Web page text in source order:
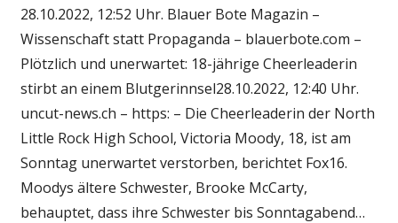
28.10.2022, 12:52 Uhr. Blauer Bote Magazin –
Wissenschaft statt Propaganda – blauerbote.com –
Plötzlich und unerwartet: 18-jährige Cheerleaderin
stirbt an einem Blutgerinnsel28.10.2022, 12:40 Uhr.
uncut-news.ch – https: – Die Cheerleaderin der North
Little Rock High School, Victoria Moody, 18, ist am
Sonntag unerwartet verstorben, berichtet Fox16.
Moodys ältere Schwester, Brooke McCarty,
behauptet, dass ihre Schwester bis Sonntagabend…